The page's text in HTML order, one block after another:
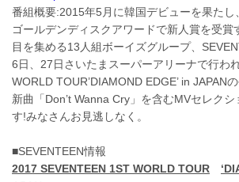
番組概要:2015年5月に韓国デビューを果たし
ゴールデンディスクアワードで新人賞を受賞
目を集める13人組ボーイズグループ、
6日、27日さいたまスーパーアリーナで行わ
WORLD TOUR’DIAMOND EDGE’ in JAPAN
新曲「Don’t Wanna Cry」を含むMVセレクシ
す!みなさんお見逃しなく。
■SEVENTEEN情報
2017 SEVENTEEN 1ST WORLD TOUR